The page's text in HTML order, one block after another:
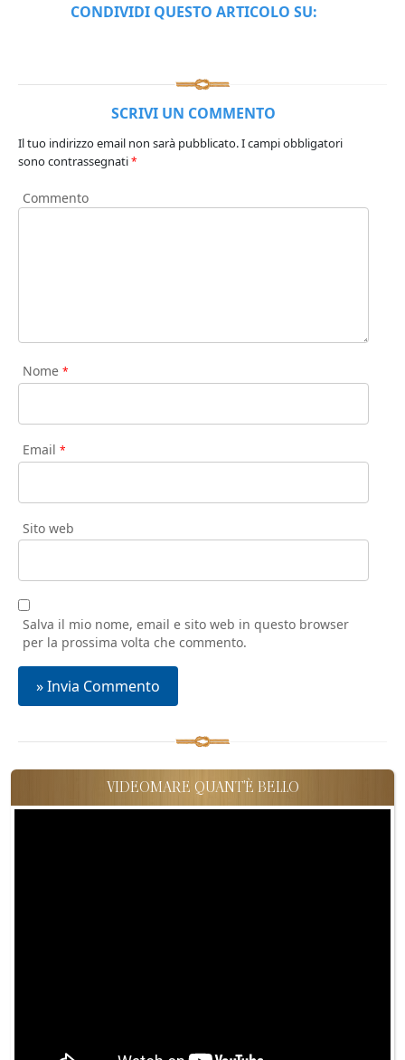
CONDIVIDI QUESTO ARTICOLO SU:
SCRIVI UN COMMENTO
Il tuo indirizzo email non sarà pubblicato.I campi obbligatori
sono contrassegnati*
Commento
Nome *
Email *
Sito web
Salva il mio nome, email e sito web in questo browser
per la prossima volta che commento.
VIDEOMARE QUANT'È BELLO